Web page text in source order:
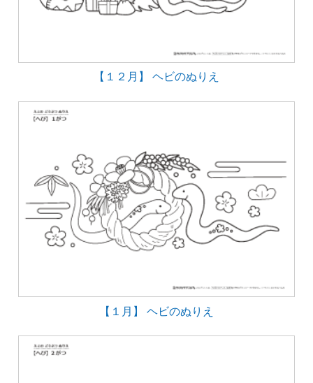
【１２月】 ヘビのぬりえ
【１月】 ヘビのぬりえ